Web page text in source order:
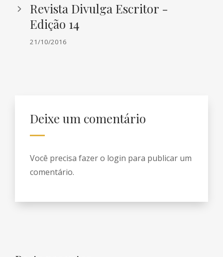
Revista Divulga Escritor -
Edição 14
21/10/2016
Deixe um comentário
Você precisa fazer o login para publicar um
comentário.